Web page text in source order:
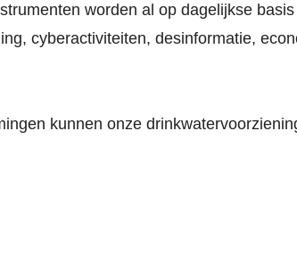
worden al op dagelijkse
cyberactiviteiten, desinformatie,
kunnen onze